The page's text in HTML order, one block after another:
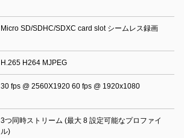
Micro SD/SDHC/SDXC card slot シームレス録画
H.265 H264 MJPEG
30 fps @ 2560X1920 60 fps @ 1920x1080
3つ同時ストリーム (最大 8 設定可能なプロファイ
ル)